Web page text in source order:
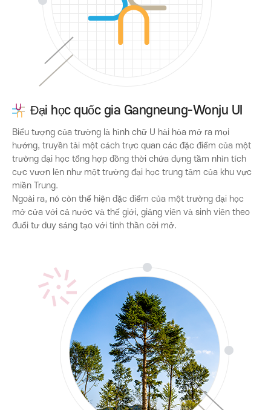
Đại học quốc gia Gangneung-Wonju UI
Biểu tượng của trường là hình chữ U hài hòa mở ra mọi
hướng, truyền tải một cách trực quan các đặc điểm của một
trường đại học tổng hợp đồng thời chứa đựng tầm nhìn tích
cực vươn lên như một trường đại học trung tâm của khu vực
miền Trung.
Ngoài ra, nó còn thể hiện đặc điểm của một trường đại học
mở cửa với cả nước và thế giới, giảng viên và sinh viên theo
đuổi tư duy sáng tạo với tinh thần cởi mở.